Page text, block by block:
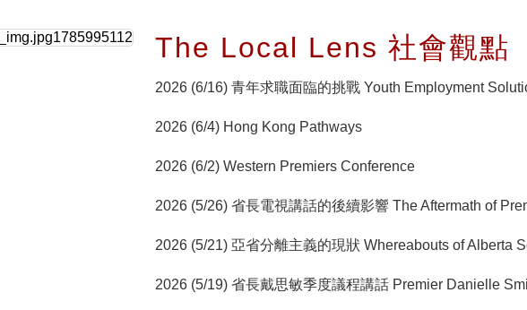
The Local Lens 社會觀點
2026 (6/16) 青年求職面臨的挑戰 Youth Employment
2026 (6/4) Hong Kong Pathways
2026 (6/2) Western Premiers Conference
2026 (5/26) 省長電視講話的後續影響 The Aftermath of
2026 (5/21) 亞省分離主義的現狀 Whereabouts of Alberta
2026 (5/19) 省長戴思敏季度議程講話 Premier Danielle